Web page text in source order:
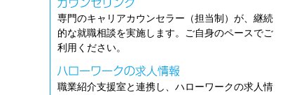
専門のキャリアカウンセラー（担当制）が、継続
的な就職相談を実施します。ご自身のペースでご
利用ください。
職業紹介支援室と連携し、ハローワークの求人情